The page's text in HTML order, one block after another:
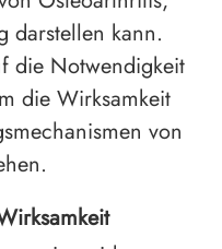
darstellen kann.
die Notwendigkeit
die Wirksamkeit
von